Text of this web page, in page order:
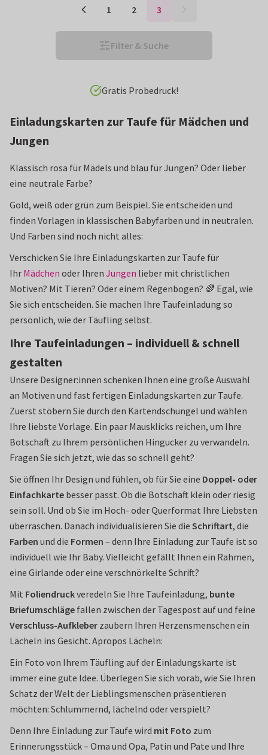
1 2 3
Filter & Suche
Vor 15 Uhr bestellt: heute verschickt!*
Einladungskarten zur Taufe für Mädchen und
Jungen
Klassisch rosa für Mädels und blau für Jungen? Oder lieber
eine neutrale Farbe?
Gold, weiß oder grün zum Beispiel. Sie entscheiden und
finden Vorlagen in klassischen Babyfarben und in neutralen.
Und Farben sind noch nicht alles:
Verschicken Sie Ihre Einladungskarten zur Taufe für
Ihr Mädchen oder Ihren Jungen lieber mit christlichen
Motiven? Mit Tieren? Oder einem Regenbogen? 🌈 Egal, wie
Sie sich entscheiden. Sie machen Ihre Taufeinladung so
persönlich, wie der Täufling selbst.
Ihre Taufeinladungen – individuell & schnell
gestalten
Unsere Designer:innen schenken Ihnen eine große Auswahl
an Motiven und fast fertigen Einladungskarten zur Taufe.
Zuerst stöbern Sie durch den Kartendschungel und wählen
Ihre liebste Vorlage. Ein paar Mausklicks reichen, um Ihre
Botschaft zu Ihrem persönlichen Hingucker zu verwandeln.
Fragen Sie sich jetzt, wie das so schnell geht?
Sie öffnen Ihr Design und fühlen, ob für Sie eine Doppel- oder
Einfachkarte besser passt. Ob die Botschaft klein oder riesig
sein soll. Und ob Sie im Hoch- oder Querformat Ihre Liebsten
überraschen. Danach individualisieren Sie die Schriftart, die
Farben und die Formen – denn Ihre Einladung zur Taufe ist so
individuell wie Ihr Baby. Vielleicht gefällt Ihnen ein Rahmen,
eine Girlande oder eine verschnörkelte Schrift?
Mit Foliendruckveredeln Sie Ihre Taufeinladung, bunte
Briefumschläge fallen zwischen der Tagespost auf und feine
Verschluss-Aufkleber zaubern Ihren Herzensmenschen ein
Lächeln ins Gesicht. Apropos Lächeln:
Ein Foto von Ihrem Täufling auf der Einladungskarte ist
immer eine gute Idee. Überlegen Sie sich vorab, wie Sie Ihren
Schatz der Welt der Lieblingsmenschen präsentieren
möchten: Schlummernd, lächelnd oder verspielt?
Denn Ihre Einladung zur Taufe wird mit Foto zum
Erinnerungsstück – Oma und Opa, Patin und Pate und Ihre